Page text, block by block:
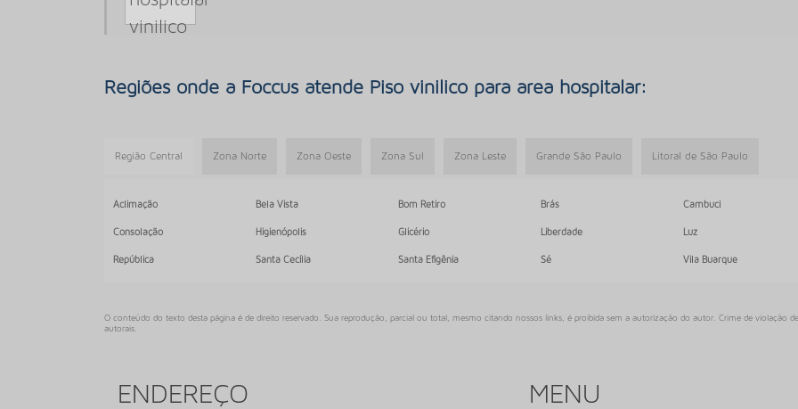
Regiões onde a Foccus atende Piso vinilico para area hospitalar:
Região Central Zona Norte Zona Oeste Zona Sul Zona Leste Grande São Paulo Litoral de São Paulo
Aclimação Bela Vista Bom Retiro Brás Cambuci
Consolação Higienópolis Glicério Liberdade Luz
República Santa Cecília Santa Efigênia Sé Vila Buarque
O conteúdo do texto desta página é de direito reservado. Sua reprodução, parcial ou total, mesmo citando nossos links, é proibida sem a autorização do autor. Crime de violação
autorais
ENDEREÇO MENU